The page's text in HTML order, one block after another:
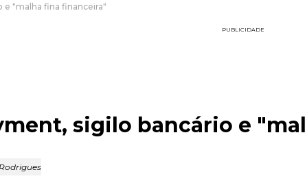
e "malha fina financeira"
PUBLICIDADE
sigilo bancário e